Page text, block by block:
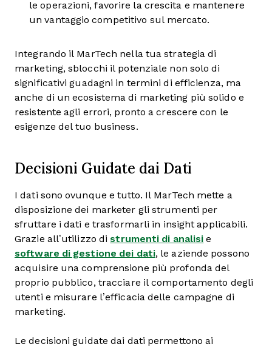
le operazioni, favorire la crescita e mantenere
un vantaggio competitivo sul mercato.
Integrando il MarTech nella tua strategia di
marketing, sblocchi il potenziale non solo di
significativi guadagni in termini di efficienza, ma
anche di un ecosistema di marketing più solido e
resistente agli errori, pronto a crescere con le
esigenze del tuo business.
Decisioni Guidate dai Dati
I dati sono ovunque e tutto. Il MarTech mette a
disposizione dei marketer gli strumenti per
sfruttare i dati e trasformarli in insight applicabili.
Grazie all’utilizzo distrumenti di analisi e
software di gestione dei dati, le aziende possono
acquisire una comprensione più profonda del
proprio pubblico, tracciare il comportamento degli
utenti e misurare l’efficacia delle campagne di
marketing.
Le decisioni guidate dai dati permettono ai